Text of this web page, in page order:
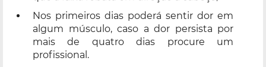
Nos primeiros dias poderá sentir dor em
algum músculo, caso a dor persista por
mais de quatro dias procure um
profissional.